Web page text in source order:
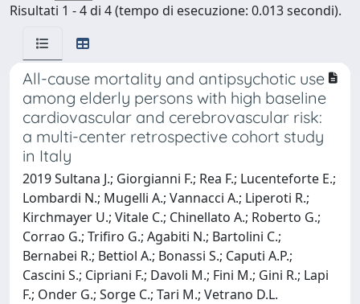
Risultati 1 - 4 di 4 (tempo di esecuzione: 0.013 secondi).
All-cause mortality and antipsychotic use
among elderly persons with high baseline
cardiovascular and cerebrovascular risk:
a multi-center retrospective cohort study
in Italy
2019 Sultana J.; Giorgianni F.; Rea F.; Lucenteforte E.;
Lombardi N.; Mugelli A.; Vannacci A.; Liperoti R.;
Kirchmayer U.; Vitale C.; Chinellato A.; Roberto G.;
Corrao G.; Trifiro G.; Agabiti N.; Bartolini C.;
Bernabei R.; Bettiol A.; Bonassi S.; Caputi A.P.;
Cascini S.; Cipriani F.; Davoli M.; Fini M.; Gini R.; Lapi
F.; Onder G.; Sorge C.; Tari M.; Vetrano D.L.